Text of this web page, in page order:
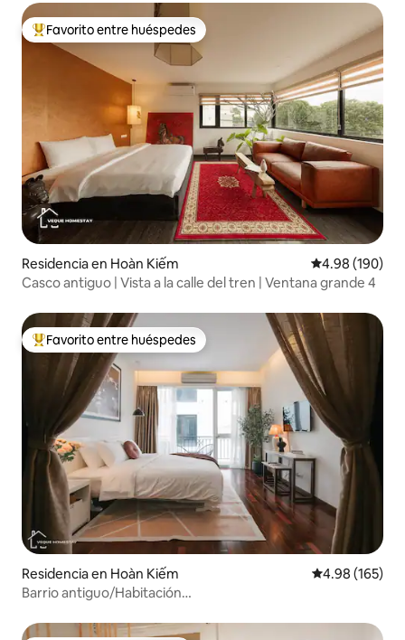
De los mejores en Favorito entre huéspedes
Favorito entre huéspedes
Residencia en Hoàn Kiếm Calificación
4.98 (190)
Casco antiguo | Vista a la calle del tren | Ventana grande 4
De los mejores en Favorito entre huéspedes
Favorito entre huéspedes
Residencia en Hoàn Kiếm Calificación
4.98 (165)
Barrio antiguo/Habitación